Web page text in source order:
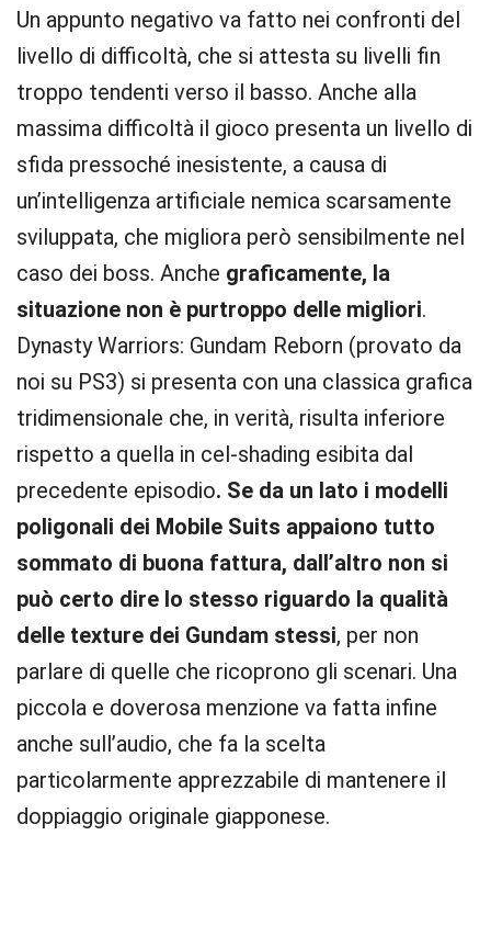
Un appunto negativo va fatto nei confronti del
livello di difficoltà, che si attesta su livelli fin
troppo tendenti verso il basso. Anche alla
massima difficoltà il gioco presenta un livello di
sfida pressoché inesistente, a causa di
un’intelligenza artificiale nemica scarsamente
sviluppata, che migliora però sensibilmente nel
caso dei boss. Anche graficamente, la
situazione non è purtroppo delle migliori.
Dynasty Warriors: Gundam Reborn (provato da
noi su PS3) si presenta con una classica grafica
tridimensionale che, in verità, risulta inferiore
rispetto a quella in cel-shading esibita dal
precedente episodio. Se da un lato i modelli
poligonali dei Mobile Suits appaiono tutto
sommato di buona fattura, dall’altro non si
può certo dire lo stesso riguardo la qualità
delle texture dei Gundam stessi, per non
parlare di quelle che ricoprono gli scenari. Una
piccola e doverosa menzione va fatta infine
anche sull’audio, che fa la scelta
particolarmente apprezzabile di mantenere il
doppiaggio originale giapponese.